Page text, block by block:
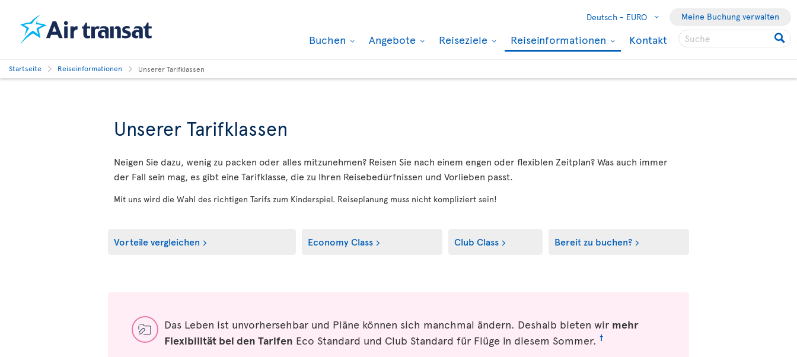
Deutsch - EURO Meine Buchung verwalten
Buchen Angebote Reiseziele Reiseinformationen Kontakt
Startseite Reiseinformationen Unserer Tarifklassen
Unserer Tarifklassen
Neigen Sie dazu, wenig zu packen oder alles mitzunehmen? Reisen Sie nach einem engen oder flexiblen Zeitplan? Was auch immer
der Fall sein mag, es gibt eine Tarifklasse, die zu Ihren Reisebedürfnissen und Vorlieben passt.
Mit uns wird die Wahl des richtigen Tarifs zum Kinderspiel. Reiseplanung muss nicht kompliziert sein!
Vorteile vergleichen Economy Class Club Class Bereit zu buchen?
Das Leben ist unvorhersehbar und Pläne können sich manchmal ändern. Deshalb bieten wir mehr
Flexibilität bei den Tarifen Eco Standard und Club Standard für Flüge in diesem Sommer. †